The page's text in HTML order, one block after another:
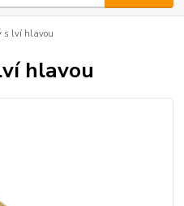
s lví hlavou
hlavou